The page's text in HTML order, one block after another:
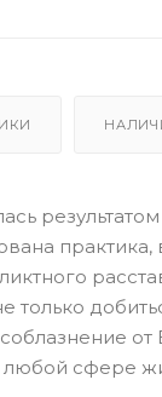
только
любой сфере